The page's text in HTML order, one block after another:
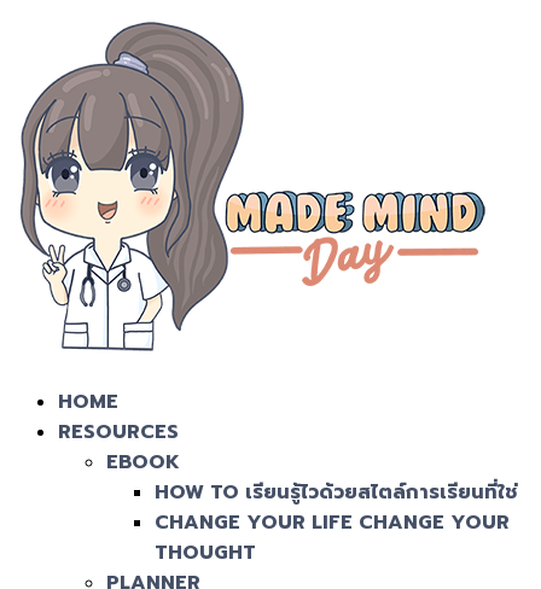
HOME
RESOURCES
EBOOK
HOW TO เรียนรู้ไวด้วยสไตล์การเรียนที่ใช่
CHANGE YOUR LIFE CHANGE YOUR
THOUGHT
PLANNER